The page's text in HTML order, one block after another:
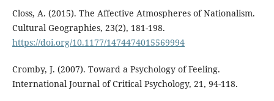
Closs, A. (2015). The Affective Atmospheres of Nationalism.
Cultural Geographies, 23(2), 181-198.
https://doi.org/10.1177/1474474015569994
Cromby, J. (2007). Toward a Psychology of Feeling.
International Journal of Critical Psychology, 21, 94-118.